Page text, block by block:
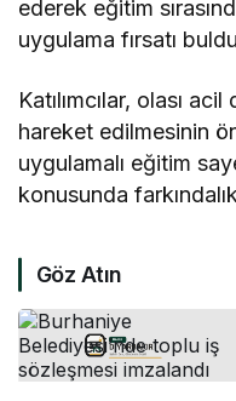
ederek eğitim
uygulama fırsatı
Katılımcılar, olası
hareket edilmesinin
uygulamalı eğitim
konusunda
Göz Atın